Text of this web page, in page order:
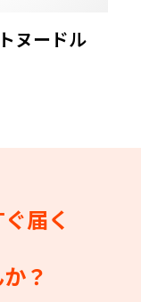
ヌードル
届く
？